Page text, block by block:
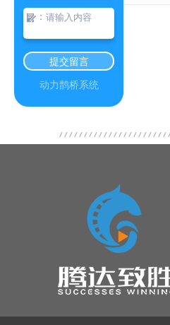
：
提交留言
动力鹊桥系统